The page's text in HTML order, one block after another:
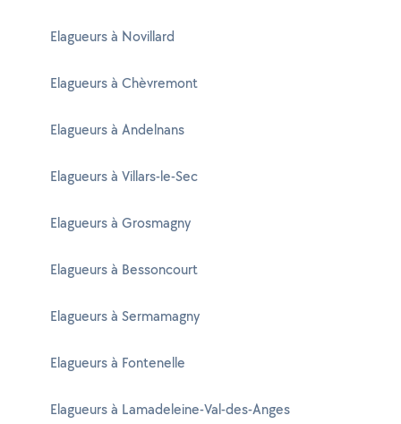
Elagueurs à Novillard
Elagueurs à Chèvremont
Elagueurs à Andelnans
Elagueurs à Villars-le-Sec
Elagueurs à Grosmagny
Elagueurs à Bessoncourt
Elagueurs à Sermamagny
Elagueurs à Fontenelle
Elagueurs à Lamadeleine-Val-des-Anges